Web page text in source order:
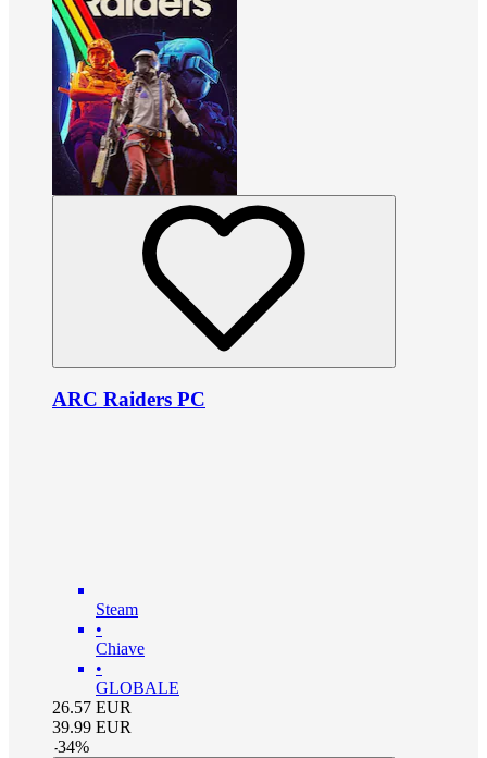
ARC Raiders PC
Steam
•
Chiave
•
GLOBALE
26.57 EUR
39.99 EUR
-34%